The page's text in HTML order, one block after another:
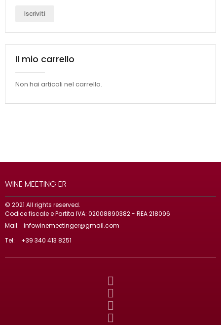
Iscriviti
Il mio carrello
Non hai articoli nel carrello.
WINE MEETING ER
© 2021 All rights reserved.
Codice fiscale e Partita IVA: 02008890382 - REA 218096
Mail:
infowinemeetinger@gmail.com
Tel:
+39 340 413 8251